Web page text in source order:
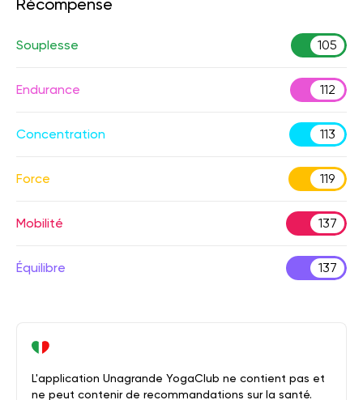
Récompense
Souplesse 105
Endurance 112
Concentration 113
Force 119
Mobilité 137
Équilibre 137
L'application Unagrande YogaClub ne contient pas et
ne peut contenir de recommandations sur la santé.